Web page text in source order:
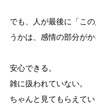
でも、人が最後に「こ
うかは、感情の部分がか
安心できる。
雑に扱われていない。
ちゃんと見てもらえてい